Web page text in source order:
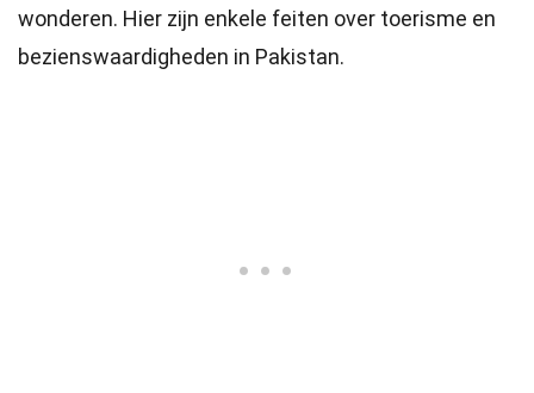
wonderen. Hier zijn enkele feiten over toerisme en
bezienswaardigheden in Pakistan.